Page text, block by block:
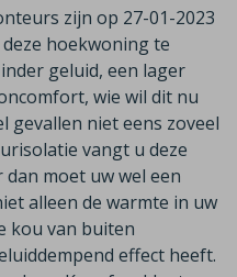
zijn op 27-01-2023
hoekwoning te
geluid, een lager
wie wil dit nu
gevallen niet eens zoveel
vangt u deze
moet uw wel een
alleen de warmte in uw
kou van buiten
effect heeft.